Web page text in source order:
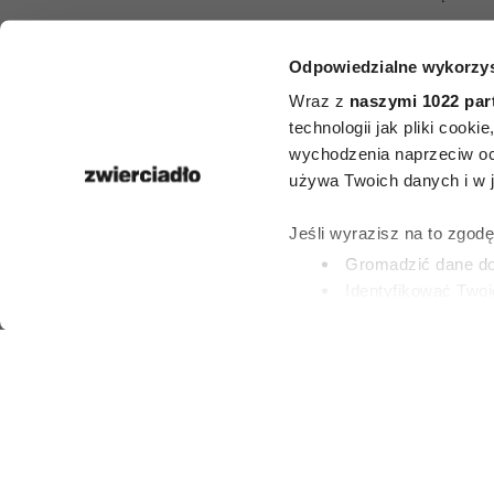
Odpowiedzialne
Wraz z naszymi 1022
technologii jak pliki
wychodzenia naprzeciw
używa Twoich danych i w
Jeśli wyrazisz na to
Gromadzić dane
Kwiaty na
pełnym
roślin,
przetrwają